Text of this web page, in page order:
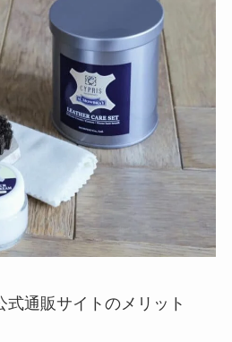
式通販サイトのメリット